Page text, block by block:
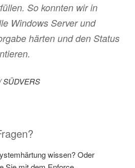
So konnten wir in
Windows Server und
härten und den Status
SÜDVERS
wissen? Oder